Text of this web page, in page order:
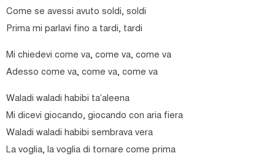
Come se avessi avuto soldi, soldi
Prima mi parlavi fino a tardi, tardi
Mi chiedevi come va, come va, come va
Adesso come va, come va, come va
Waladi waladi habibi ta’aleena
Mi dicevi giocando, giocando con aria fiera
Waladi waladi habibi sembrava vera
La voglia, la voglia di tornare come prima